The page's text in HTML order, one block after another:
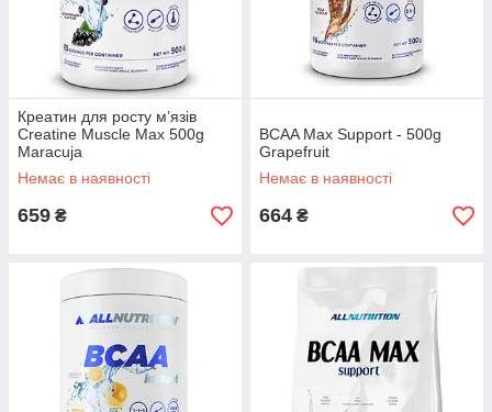
Креатин для росту м’язів
Creatine Muscle Max 500g
Maracuja
Немає в наявності
659 ₴
BCAA Max Support - 500g
Grapefruit
Немає в наявності
664 ₴